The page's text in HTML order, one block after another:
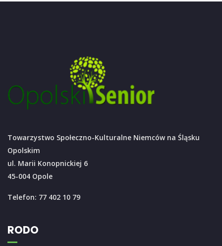
Towarzystwo Społeczno-Kulturalne Niemców na Śląsku
Opolskim
ul. Marii Konopnickiej 6
45-004 Opole
Telefon: 77 402 10 79
RODO